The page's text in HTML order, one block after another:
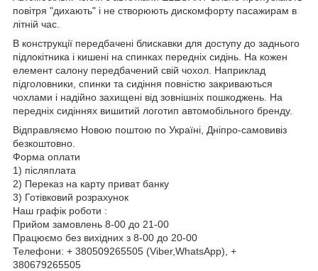
повітря "дихають" і не створюють дискомфорту пасажирам в
літній час.
В конструкції передбачені блискавки для доступу до заднього
підлокітника і кишені на спинках передніх сидінь. На кожен
елемент салону передбачений свій чохол. Наприклад
підголовники, спинки та сидіння повністю закриваються
чохлами і надійно захищені від зовнішніх пошкоджень. На
передніх сидіннях вишитий логотип автомобільного бренду.
Відправляємо Новою поштою по Україні, Дніпро-самовивіз
безкоштовно.
Форма оплати
1) післяплата
2) Переказ на карту приват банку
3) Готівковий розрахунок
Наш графік роботи :
Прийом замовлень 8-00 до 21-00
Працюємо без вихідних з 8-00 до 20-00
Телефони: + 380509265505 (Viber,WhatsApp), +
380679265505